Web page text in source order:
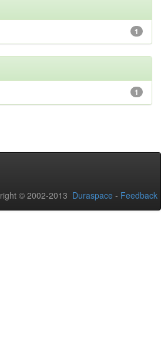
1
1
© 2002-2013 Duraspace - Feedback